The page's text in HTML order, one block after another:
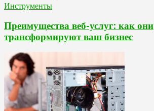
Инструменты
Преимущества веб-услуг: как они
трансформируют ваш бизнес